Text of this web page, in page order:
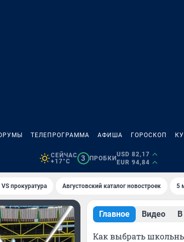
ТЕЛЕПРОГРАММА АФИША ГОРОСКОП
СЕЙЧАС
+17°C
3 ПРОБКИ
USD 82,17
EUR 94,84
прокуратура Августовский каталог новостроек 5
Главное Видео В
Как выбрать